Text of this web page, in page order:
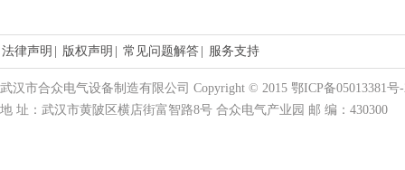
法律声明 版权声明 常见问题解答 服务支持
武汉市合众电气设备制造有限公司 Copyright © 2015 鄂ICP备05013381号
地 址：武汉市黄陂区横店街富智路8号 合众电气产业园 邮 编：430300